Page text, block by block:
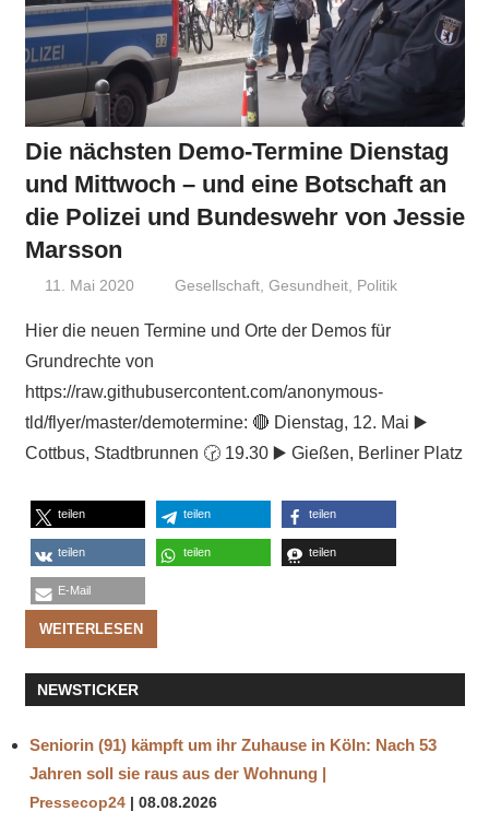
Die nächsten Demo-Termine Dienstag
und Mittwoch – und eine Botschaft an
die Polizei und Bundeswehr von Jessie
Marsson
11. Mai 2020 Niki Vogt
Gesellschaft,Gesundheit, Politik
Hier die neuen Termine und Orte der Demos für
Grundrechte von
https://raw.githubusercontent.com/anonymous-
tld/flyer/master/demotermine: 🔴 Dienstag, 12. Mai ▶️
Cottbus, Stadtbrunnen 🕝 19.30 ▶️ Gießen, Berliner Platz
teilen teilen teilen
teilen teilen teilen
E-Mail
WEITERLESEN
NEWSTICKER
Seniorin (91) kämpft um ihr Zuhause in Köln: Nach 53
Jahren soll sie raus aus der Wohnung |
Pressecop24 08.08.2026